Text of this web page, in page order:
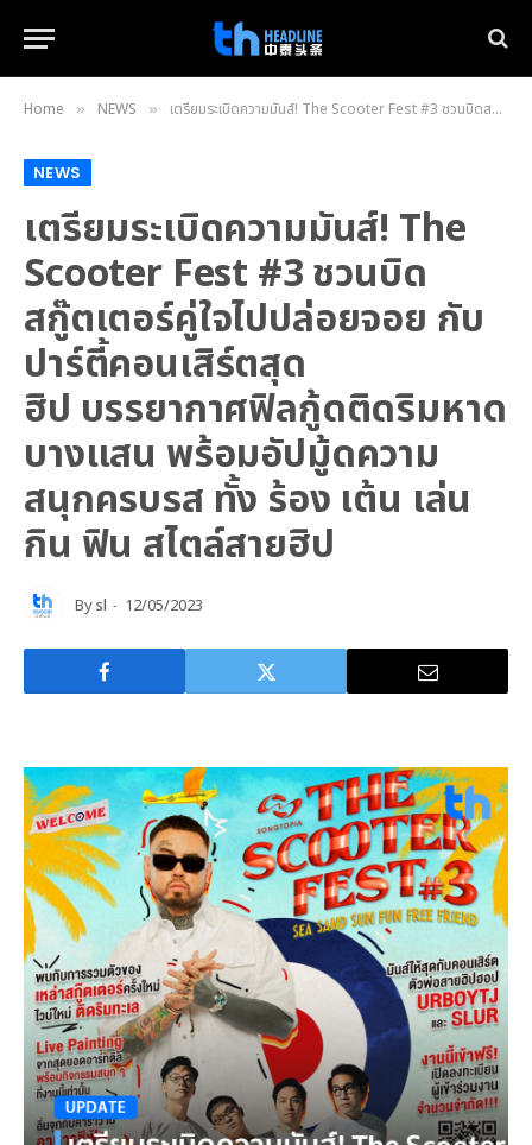
Home » NEWS » เตรียมระเบิดความมันส์! The Scooter Fest #3 ชวนบิดสกู๊ตเตอร์คู่ใจไปปล่อยจอย กับปาร์ตี้คอนเสิร์ตสุดฮิป บรรยากาศฟิลกู้ดติดริมหาดบางแสน พร้อมอัปมู้ดความสนุกครบรส ทั้ง ร้อง เต้น เล่น กิน ฟิน สไตล์สายฮิป
NEWS
เตรียมระเบิดความมันส์! The
Scooter Fest #3 ชวนบิด
สกู๊ตเตอร์คู่ใจไปปล่อยจอย กับ
ปาร์ตี้คอนเสิร์ตสุด
ฮิป บรรยากาศฟิลกู้ดติดริมหาด
บางแสน พร้อมอัปมู้ดความ
สนุกครบรส ทั้ง ร้อง เต้น เล่น
กิน ฟิน สไตล์สายฮิป
Bysl 12/05/2023